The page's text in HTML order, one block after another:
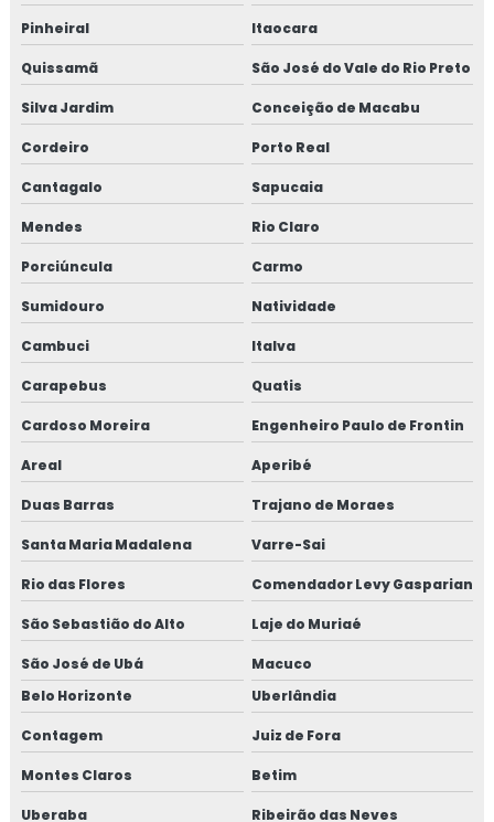
Fábrica de fibra sintética para concreto
Fábrica de fibra sintética para concreto em sp
Fábrica de macrofibra de aço para concreto
Fábrica de macrofibra de aço para concreto em sp
Fábrica de macrofibra para concreto
Fábricação de fibra para concreto
Fabricante de bomba para concreto
Fabricante de bomba de concreto em sp
Fabricante de fibra de aço para concreto
Fabricante de fibra de aço para concreto em sp
Fabricante de fibra para concreto
Fabricante de fibra para concreto em sp
Fabricante de fibra estrutural
Fabricante de fibra metálica para concreto
Fabricante de fibra metálica para concreto em sp
Fabricante de fibra sintética para concreto
Fabricante de fibra sintética para concreto em sp
Pinheiral Itaocara
Quissamã São José do Vale do Rio Preto
Silva Jardim Conceição de Macabu
Cordeiro Porto Real
Cantagalo Sapucaia
Mendes Rio Claro
Porciúncula Carmo
Sumidouro Natividade
Cambuci Italva
Carapebus Quatis
Cardoso Moreira Engenheiro Paulo de Frontin
Areal Aperibé
Duas Barras Trajano de Moraes
Santa Maria Madalena Varre-Sai
Rio das Flores Comendador Levy Gasparian
São Sebastião do Alto Laje do Muriaé
São José de Ubá
Macuco
Belo Horizonte
Uberlândia
Contagem Juiz de Fora
Montes Claros Betim
Uberaba Ribeirão das Neves